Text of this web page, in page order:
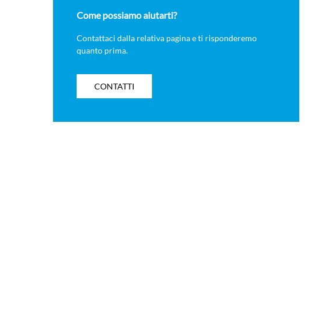
Come possiamo aiutarti?
Contattaci dalla relativa pagina e ti risponderemo
quanto prima.
CONTATTI